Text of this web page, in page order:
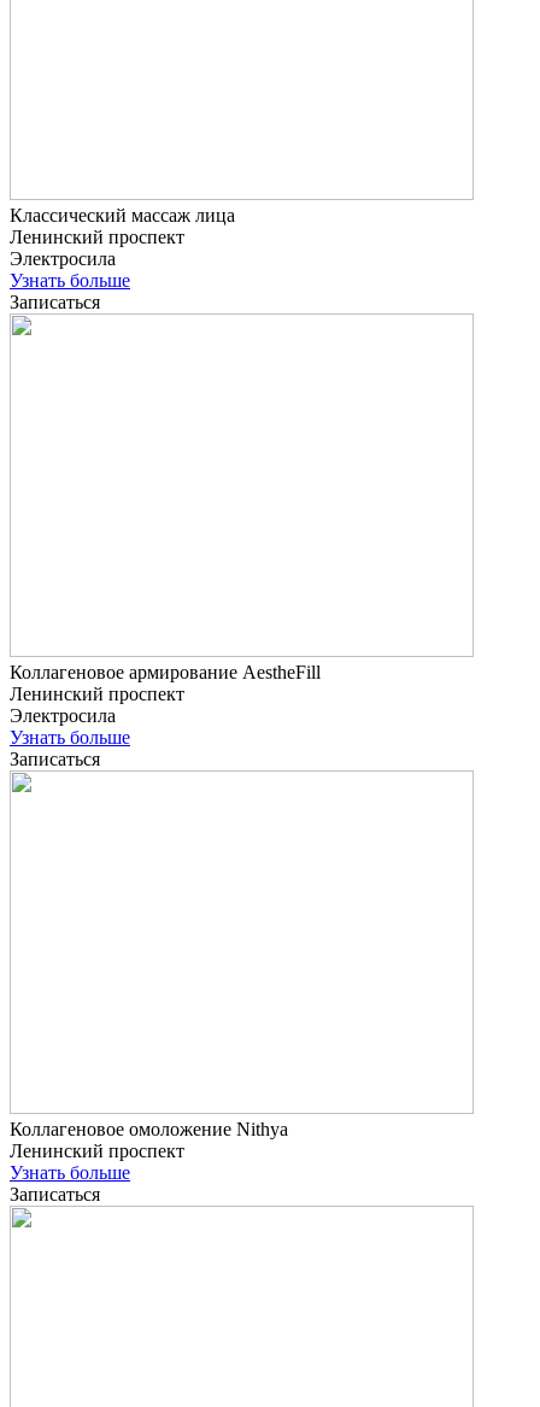
Классический массаж лица
Ленинский проспект
Электросила
Узнать больше
Записаться
Коллагеновое армирование AestheFill
Ленинский проспект
Электросила
Узнать больше
Записаться
Коллагеновое омоложение Nithya
Ленинский проспект
Узнать больше
Записаться